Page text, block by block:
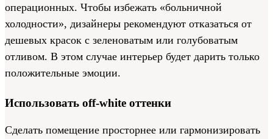
операционных. Чтобы избежать «больничной
холодности», дизайнеры рекомендуют отказаться от
дешевых красок с зеленоватым или голубоватым
отливом. В этом случае интерьер будет дарить только
положительные эмоции.
Использовать off-white оттенки
Сделать помещение просторнее или гармонизировать